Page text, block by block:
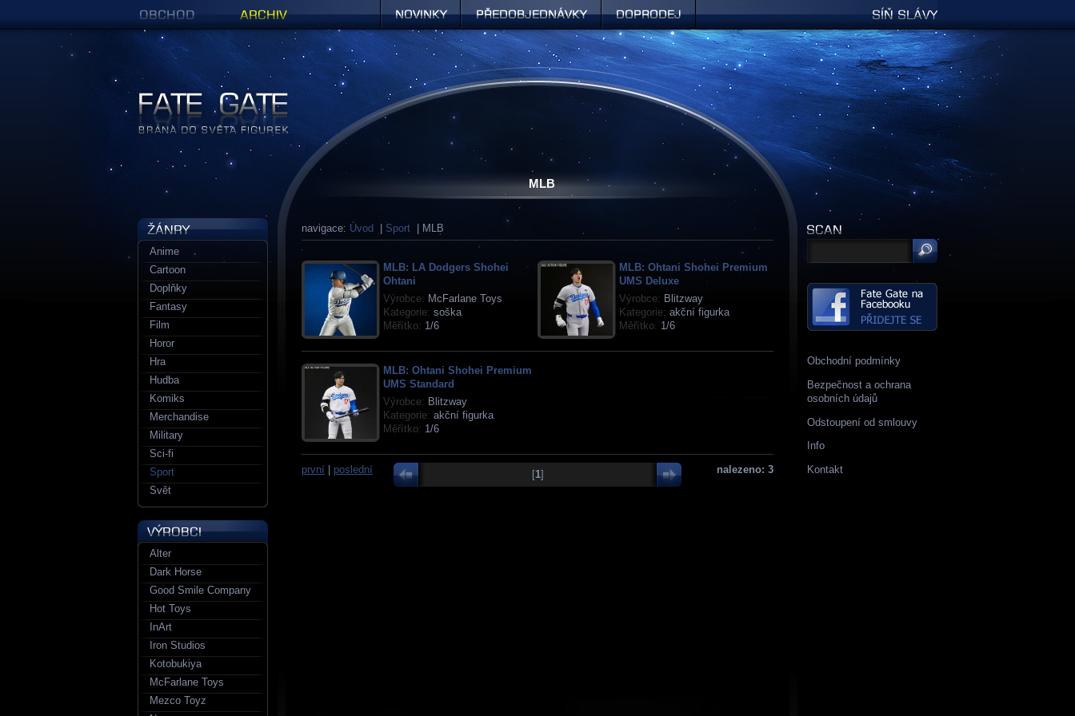
MLB
navigace: Úvod Sport | MLB
MLB: LA Dodgers Shohei
Ohtani
Výrobce: McFarlane Toys
Kategorie: soška
Měřítko: 1/6
MLB: Ohtani Shohei Premium
UMS Deluxe
Výrobce: Blitzway
Kategorie: akční figurka
Měřítko: 1/6
MLB: Ohtani Shohei Premium
UMS Standard
Výrobce: Blitzway
Kategorie: akční figurka
Měřítko: 1/6
první poslední nalezeno: 3
[1]
Obchodní podmínky
Bezpečnost a ochrana
osobních údajů
Odstoupení od smlouvy
Info
Kontakt
Anime
Cartoon
Doplňky
Fantasy
Film
Horor
Hra
Hudba
Komiks
Merchandise
Military
Sci-fi
Sport
Svět
Alter
Dark Horse
Good Smile Company
Hot Toys
InArt
Iron Studios
Kotobukiya
McFarlane Toys
Mezco Toyz
Figurky a sošky | Fate Gate
Předobjednávky Síň slávy